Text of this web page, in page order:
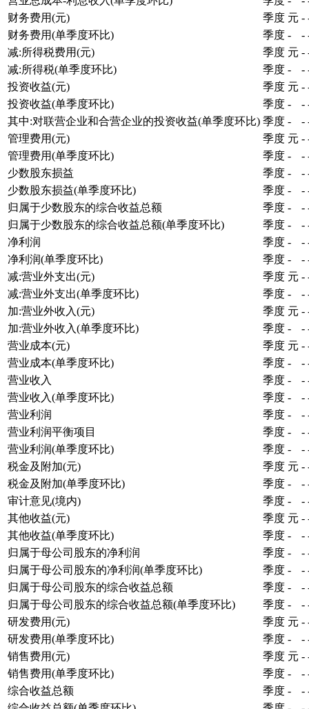
财务费用(元)
季度 元 -
财务费用(单季度环比)
季度 - -
减:所得税费用(元)
季度 元 -
减:所得税(单季度环比)
季度 - -
投资收益(元)
季度 元 -
投资收益(单季度环比)
季度 - -
其中:对联营企业和合营企业的投资收益(单季度环比) 季度 - -
管理费用(元)
季度 元 -
管理费用(单季度环比)
季度 - -
少数股东损益
季度 - -
少数股东损益(单季度环比)
季度 - -
归属于少数股东的综合收益总额
季度 - -
归属于少数股东的综合收益总额(单季度环比)
季度 - -
净利润
季度 - -
净利润(单季度环比)
季度 - -
减:营业外支出(元)
季度 元 -
减:营业外支出(单季度环比)
季度 - -
加:营业外收入(元)
季度 元 -
加:营业外收入(单季度环比)
季度 - -
营业成本(元)
季度 元 -
营业成本(单季度环比)
季度 - -
营业收入
季度 - -
营业收入(单季度环比)
季度 - -
营业利润
季度 - -
营业利润平衡项目
季度 - -
营业利润(单季度环比)
季度 - -
税金及附加(元)
季度 元 -
税金及附加(单季度环比)
季度 - -
审计意见(境内)
季度 - -
其他收益(元)
季度 元 -
其他收益(单季度环比)
季度 - -
归属于母公司股东的净利润
季度 - -
归属于母公司股东的净利润(单季度环比)
季度 - -
归属于母公司股东的综合收益总额
季度 - -
归属于母公司股东的综合收益总额(单季度环比)
季度 - -
研发费用(元)
季度 元 -
研发费用(单季度环比)
季度 - -
销售费用(元)
季度 元 -
销售费用(单季度环比)
季度 - -
综合收益总额
季度 - -